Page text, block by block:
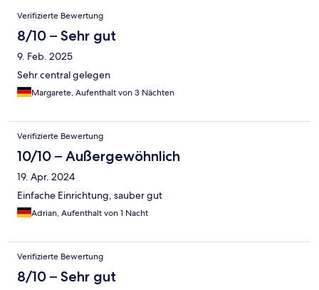
Bewertungen
Verifizierte Bewertung
8/10 – Sehr gut
9. Feb. 2025
Sehr central gelegen
Margarete, Aufenthalt von 3 Nächten
Verifizierte Bewertung
10/10 – Außergewöhnlich
19. Apr. 2024
Einfache Einrichtung, sauber gut
Adrian, Aufenthalt von 1 Nacht
Verifizierte Bewertung
8/10 – Sehr gut